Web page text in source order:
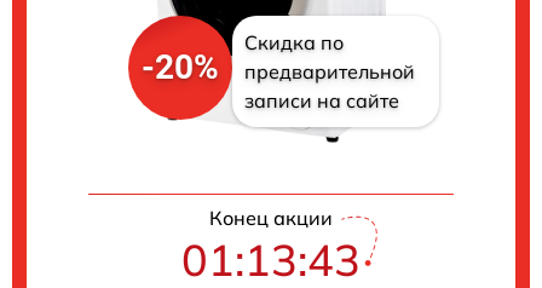
-20%
Скидка по
предварительной
записи на сайте
Конец акции
01:13:42